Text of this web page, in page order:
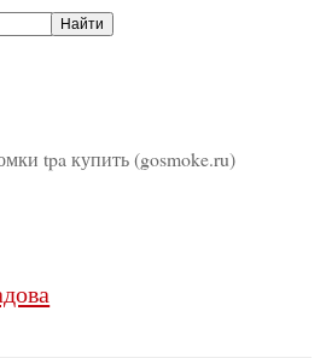
tpa купить (gosmoke.ru)